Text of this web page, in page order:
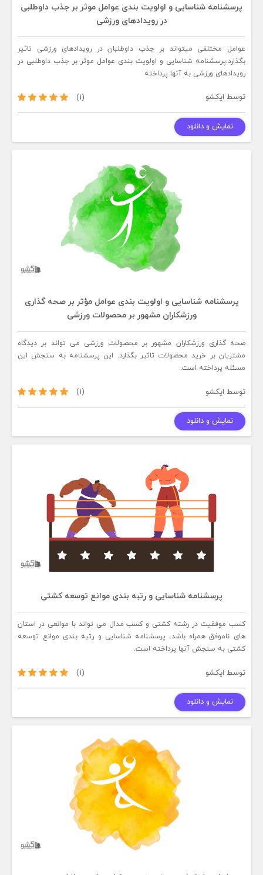
پرسشنامه شناسایی و اولویت بندی عوامل موثر بر جذب داوطلبی
در رویدادهای ورزشی
عوامل مختلفی میتواند بر جذب داوطلبان در رویدادهای ورزشی تاثیر
بگذارد.پرسشنامه شناسایی و اولویت بندی عوامل موثر بر جذب داوطلبی در
رویدادهای ورزشی به آنها پرداخته
توسط ایکشو (1)
نمایش و دانلود
پرسشنامه شناسایی و اولویت بندی عوامل مؤثر بر صحه گذاری
ورزشکاران مشهور بر محصولات ورزشی
صحه گذاری ورزشکاران مشهور بر محصولات ورزشی می تواند بر دیدگاه
مشتریان بر خرید محصولات تاثیر بگذارد. این پرسشنامه به سنجش این
مسئله پرداخته است.
توسط ایکشو (1)
نمایش و دانلود
پرسشنامه شناسایی و رتبه بندی موانع توسعه کشتی
کسب موفقیت در رشته کشتی و کسب مدال می تواند با موانعی در استان
های ناموفق همراه باشد. پرسشنامه شناسایی و رتبه بندی موانع توسعه
کشتی به سنجش آنها پرداخته است.
توسط ایکشو (1)
نمایش و دانلود